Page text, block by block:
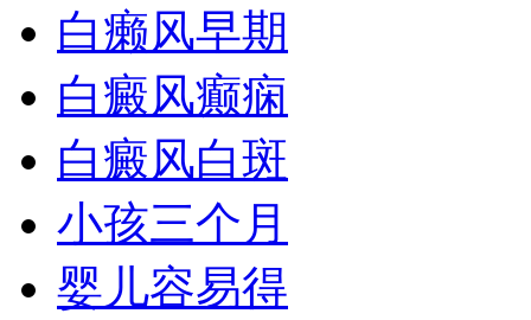
白癞风早期
白癜风癫痫
白癜风白斑
小孩三个月
婴儿容易得